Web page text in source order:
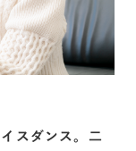
スダンス。二